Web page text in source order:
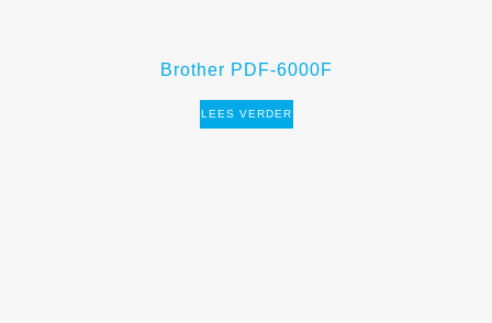
Brother PDF-6000F
LEES VERDER